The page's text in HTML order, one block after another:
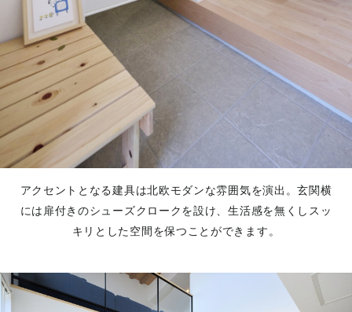
アクセントとなる建具は北欧モダンな雰囲気を演出。玄関横
には扉付きのシューズクロークを設け、生活感を無くしスッ
キリとした空間を保つことができます。